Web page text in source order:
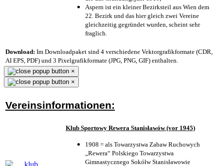
Aspern ist ein kleiner Bezirksteil aus Wien dem
22. Bezirk und das hier gleich zwei Vereine
gleichzeitig gegründet wurden, scheint sehr
fraglich.
Download: Im Downloadpaket sind 4 verschiedene Vektorgrafikformate (CDR,
AI EPS, PDF) und 3 Pixelgrafikformate (JPG, PNG, GIF) enthalten.
×
×
Vereinsinformationen:
Klub Sportowy Rewera Stanisławów (vor 1945)
1908 = als Towarzystwa Zabaw Ruchowych
„Rewera“ Polskiego Towarzystwa
Gimnastycznego Sokółw Stanisławowie